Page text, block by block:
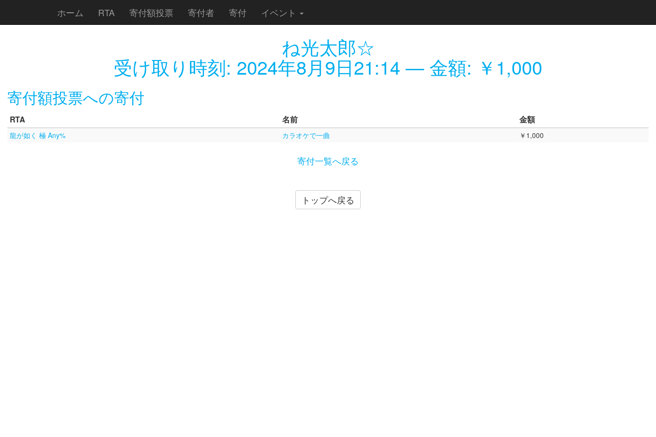
ホーム RTA 寄付額投票 寄付者 寄付 イベント
ね光太郎☆
受け取り時刻: 2024年8月9日21:14 — 金額: ￥1,000
寄付額投票への寄付
RTA 名前 金額
龍が如く 極 Any% カラオケで一曲 ￥1,000
寄付一覧へ戻る
トップへ戻る